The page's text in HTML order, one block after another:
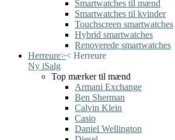
Smartwatches til mænd
Smartwatches til kvinder
Touchscreen smartwatches
Hybrid smartwatches
Renoverede smartwatches
Herreure>< Herreure
Ny iSalg
Top mærker til mænd
Armani Exchange
Ben Sherman
Calvin Klein
Casio
Daniel Wellington